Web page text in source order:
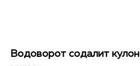
Водоворот содалит кулон